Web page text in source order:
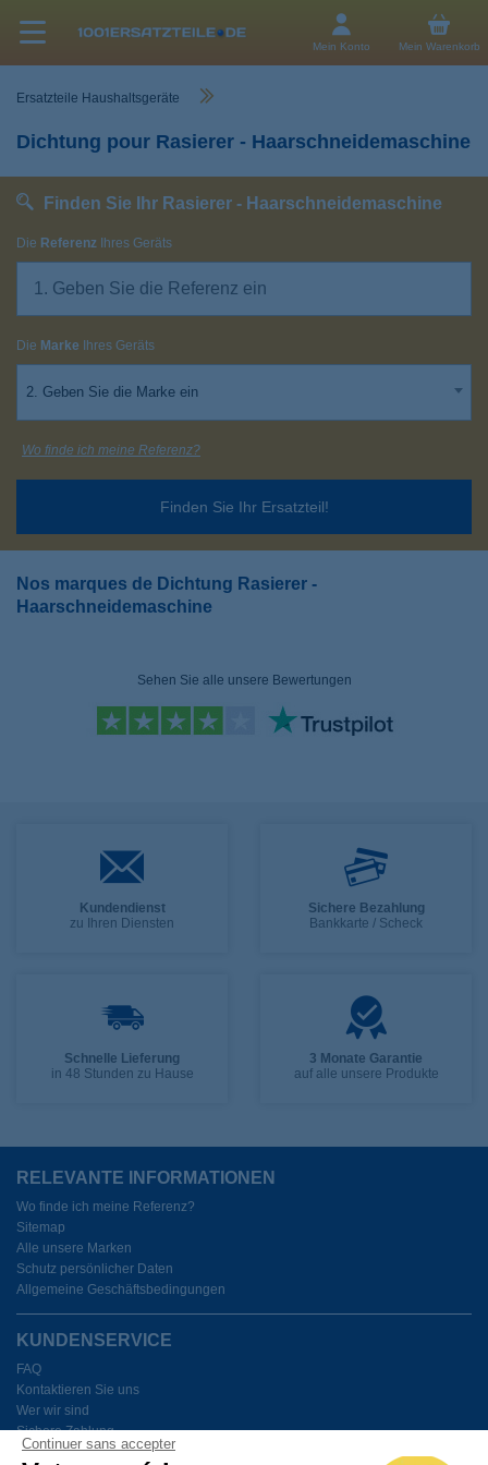
Continuer sans accepter
Mein Konto Mein Warenkorb
Ersatzteile Haushaltsgeräte
Dichtung pour Rasierer - Haarschneidemaschine
Finden Sie Ihr Rasierer - Haarschneidemaschine
Die Referenz Ihres Geräts
Die Marke Ihres Geräts
2. Geben Sie die Marke ein
Finden Sie Ihr Ersatzteil!
Wo finde ich meine Referenz?
Nos marques de Dichtung Rasierer -
Haarschneidemaschine
Sehen Sie alle unsere Bewertungen
Kundendienst
zu Ihren Diensten
Sichere Bezahlung
Bankkarte / Scheck
Schnelle Lieferung
in 48 Stunden zu Hause
3 Monate Garantie
auf alle unsere Produkte
RELEVANTE INFORMATIONEN
Wo finde ich meine Referenz?
Sitemap
Alle unsere Marken
Schutz persönlicher Daten
Allgemeine Geschäftsbedingungen
KUNDENSERVICE
FAQ
Kontaktieren Sie uns
Wer wir sind
Sichere Zahlung
Meine Cookies verwalten